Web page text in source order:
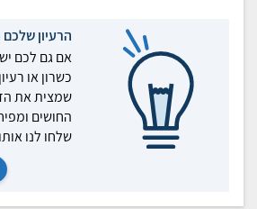
הרעיון שלכם
אם גם לכם
כשרון או
שמצית את
החושים
שלחו לנו